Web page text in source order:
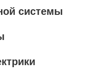
системы